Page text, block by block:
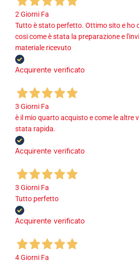
2 Giorni Fa
Tutto è stato perfetto. Ottimo sito e ho
cosi come è stata la preparazione e
materiale ricevuto
Acquirente verificato
3 Giorni Fa
è il mio quarto acquisto e come le altre
stata rapida.
Acquirente verificato
3 Giorni Fa
Tutto perfetto
Acquirente verificato
4 Giorni Fa